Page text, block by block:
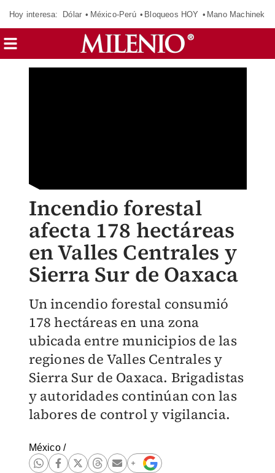
Hoy interesa: Dólar México-Perú Bloqueos HOY Mano Machinek
Incendio forestal
afecta 178 hectáreas
en Valles Centrales y
Sierra Sur de Oaxaca
Un incendio forestal consumió
178 hectáreas en una zona
ubicada entre municipios de las
regiones de Valles Centrales y
Sierra Sur de Oaxaca. Brigadistas
y autoridades continúan con las
labores de control y vigilancia.
México/